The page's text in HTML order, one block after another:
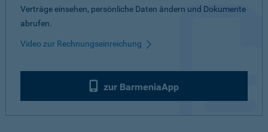
Verträge einsehen, persönliche Daten ändern und Dokumente
abrufen.
Video zur Rechnungseinreichung
zur BarmeniaApp